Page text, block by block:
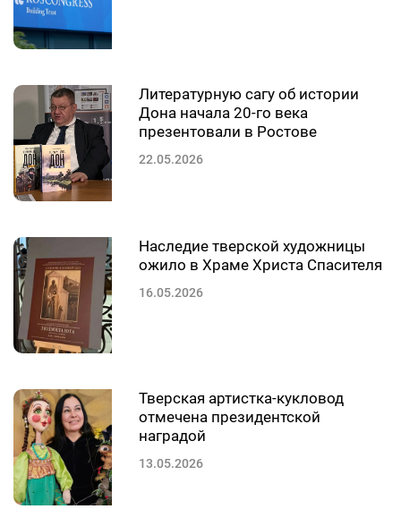
Литературную сагу об истории
Дона начала 20-го века
презентовали в Ростове
22.05.2026
Наследие тверской художницы
ожило в Храме Христа Спасителя
16.05.2026
Тверская артистка-кукловод
отмечена президентской
наградой
13.05.2026